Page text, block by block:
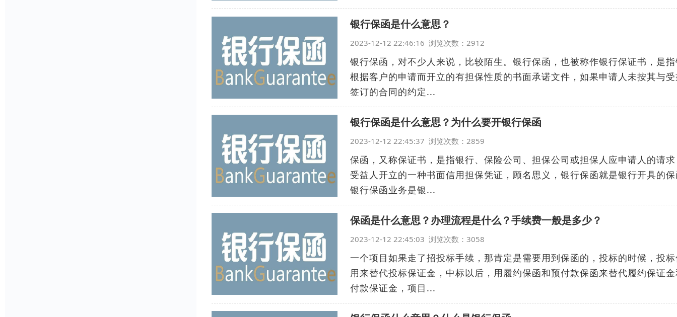
银行保函是什么意思？
2023-12-12 22:46:16 浏览次数：2912
银行保函，对不少人来说，比较陌生。银行保函，也被称作银行保证书，是
根据客户的申请而开立的有担保性质的书面承诺文件，如果申请人未按其与
签订的合同的约定...
银行保函是什么意思？为什么要开银行保函
2023-12-12 22:45:37 浏览次数：2859
保函，又称保证书，是指银行、保险公司、担保公司或担保人应申请人的请
受益人开立的一种书面信用担保凭证，顾名思义，银行保函就是银行开具的
银行保函业务是银...
保函是什么意思？办理流程是什么？手续费一般是多少？
2023-12-12 22:45:03 浏览次数：3058
一个项目如果走了招投标手续，那肯定是需要用到保函的，投标的时候，投
用来替代投标保证金，中标以后，用履约保函和预付款保函来替代履约保证
付款保证金，项目...